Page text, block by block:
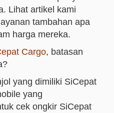
Lihat artikel kami
tambahan apa
harga mereka.
Cargo, batasan
yang dimiliki SiCepat
yang
cek ongkir SiCepat